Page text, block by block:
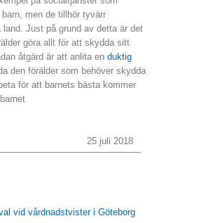
men de tillhör tyvärr
land. Just på grund av detta är det
göra allt för att skydda sitt
åtgärd är att anlita en duktig
den förälder som behöver skydda
för att barnets bästa kommer
25 juli 2018
vid vårdnadstvister i Göteborg